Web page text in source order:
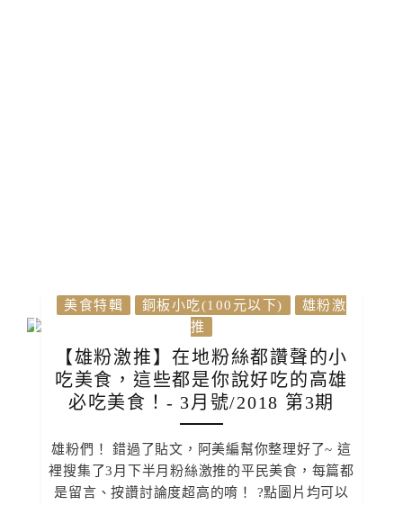
美食特輯 銅板小吃(100元以下)
雄粉激
推
【雄粉激推】在地粉絲都讚聲的小
吃美食，這些都是你說好吃的高雄
必吃美食！- 3月號/2018 第3期
雄粉們！ 錯過了貼文，阿美編幫你整理好了~ 這
裡搜集了3月下半月粉絲激推的平民美食，每篇都
是留言、按讚討論度超高的唷！ ?點圖片均可以